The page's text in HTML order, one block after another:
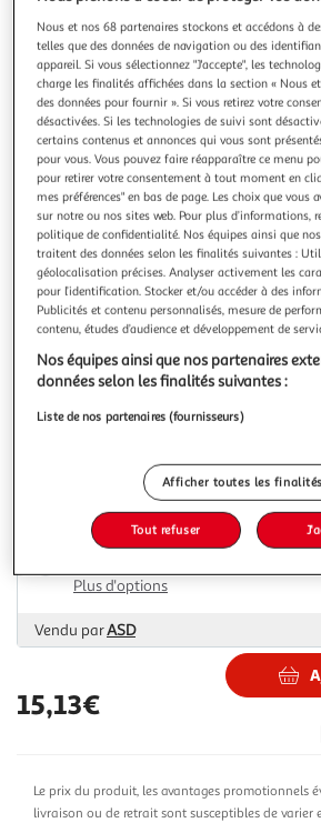
ALIZE
Puzzle 500 pièces Pêcheur avec
marin – Alizé
Puzzle 500 Pièces - PECHEUR AVEC
En savoir +
Vendu par Multishop
Livraison dès 5/6 jours
4,99€
Plus d'options
Vendu parMultishop
Livraison offerte
GpasPlus
Livraison dès 1/2 semaines
Plus d'options
Vendu parASD
15,13€
Le prix du produit, les avantages promotionnels
livraison ou de retrait sont susceptibles de varier
Nous et nos 68 partenaires stockons et accédons à
telles que des données de navigation ou des
appareil. Si vous sélectionnez "J'accepte", les
charge les finalités affichées dans la section « Nous
des données pour fournir ». Si vous retirez votre
désactivées. Si les technologies de suivi sont
certains contenus et annonces qui vous sont
pour vous. Vous pouvez faire réapparaître ce menu
pour retirer votre consentement à tout moment en
mes préférences" en bas de page. Les choix que
sur notre ou nos sites web. Pour plus d’informations,
politique de confidentialité. Nos équipes ainsi que
traitent des données selon les finalités suivantes :
géolocalisation précises. Analyser activement les
pour l’identification. Stocker et/ou accéder à des
Publicités et contenu personnalisés, mesure de
contenu, études d’audience et développement de
Nos équipes ainsi que nos partenaires
données selon les finalités suivantes :
Liste de nos partenaires (fournisseurs)
Afficher toutes les finalités
Tout refuser